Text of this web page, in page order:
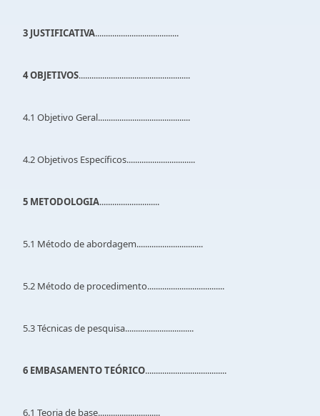
3 JUSTIFICATIVA.......................................
4 OBJETIVOS....................................................
4.1 Objetivo Geral...........................................
4.2 Objetivos Específicos................................
5 METODOLOGIA............................
5.1 Método de abordagem...............................
5.2 Método de procedimento....................................
5.3 Técnicas de pesquisa................................
6 EMBASAMENTO TEÓRICO......................................
6.1 Teoria de base.............................